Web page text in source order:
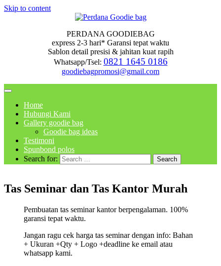
Skip to content
PERDANA GOODIEBAG
express 2-3 hari* Garansi tepat waktu
Sablon detail presisi & jahitan kuat rapih
Whatsapp/Tsel: 0821 1645 0186
goodiebagpromosi@gmail.com
Home
Hubungi Kami
Gallery goodie bag
Goodie bag ideas
Testimoni
Spunbond polos
Search for:
Tas Seminar dan Tas Kantor Murah
Pembuatan tas seminar kantor berpengalaman. 100%
garansi tepat waktu.
Jangan ragu cek harga tas seminar dengan info: Bahan
+ Ukuran +Qty + Logo +deadline ke email atau
whatsapp kami.